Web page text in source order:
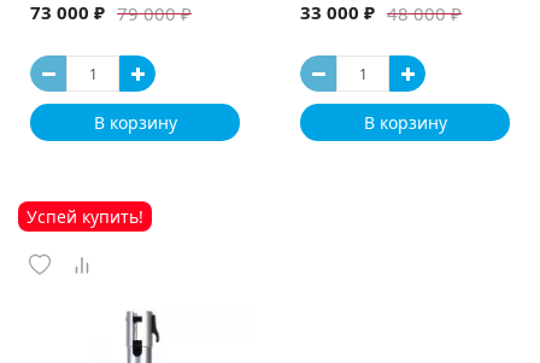
79 000 ₽
73 000 ₽
В корзину
48 000 ₽
33 000 ₽
В корзину
Успей купить!